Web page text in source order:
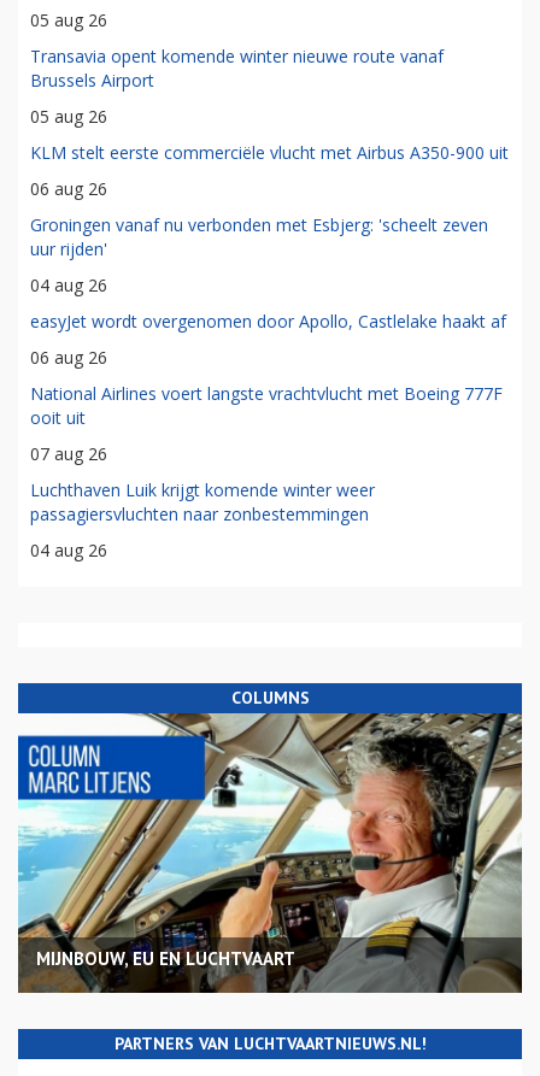
05 aug 26
Transavia opent komende winter nieuwe route vanaf
Brussels Airport
05 aug 26
KLM stelt eerste commerciële vlucht met Airbus A350-900 uit
06 aug 26
Groningen vanaf nu verbonden met Esbjerg: 'scheelt zeven
uur rijden'
04 aug 26
easyJet wordt overgenomen door Apollo, Castlelake haakt af
06 aug 26
National Airlines voert langste vrachtvlucht met Boeing 777F
ooit uit
07 aug 26
Luchthaven Luik krijgt komende winter weer
passagiersvluchten naar zonbestemmingen
04 aug 26
COLUMNS
MIJNBOUW, EU EN LUCHTVAART
PARTNERS VAN LUCHTVAARTNIEUWS.NL!